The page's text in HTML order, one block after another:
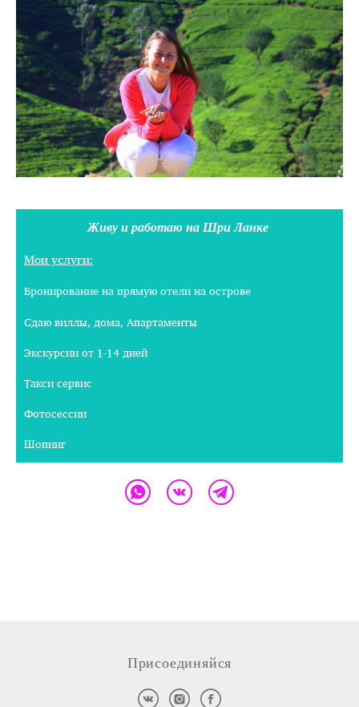
Живу и работаю на Шри Ланке
Мои услуги:
Бронирование на прямую отели на острове
Сдаю виллы, дома, Апартаменты
Экскурсии от 1-14 дней
Такси сервис
Фотосессии
Шопинг
Присоединяйся